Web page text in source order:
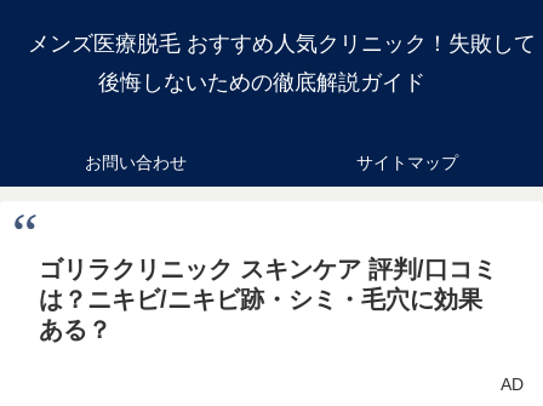
メンズ医療脱毛 おすすめ人気クリニック！失敗して
後悔しないための徹底解説ガイド
お問い合わせ サイトマップ
ゴリラクリニック スキンケア 評判/口コミ
は？ニキビ/ニキビ跡・シミ・毛穴に効果
ある？
AD